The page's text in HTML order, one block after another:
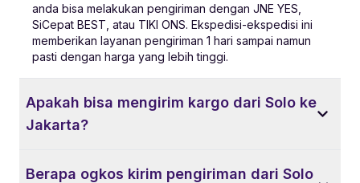
anda bisa melakukan pengiriman dengan JNE YES,
SiCepat BEST, atau TIKI ONS. Ekspedisi-ekspedisi ini
memberikan layanan pengiriman 1 hari sampai namun
pasti dengan harga yang lebih tinggi.
Apakah bisa mengirim kargo dari Solo ke
Jakarta?
Berapa ogkos kirim pengiriman dari Solo